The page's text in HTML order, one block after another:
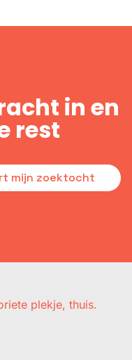
in en
rest
mijn zoektocht
plekje, thuis.